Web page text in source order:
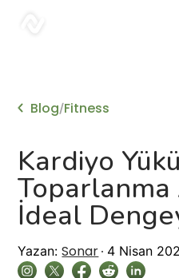
Blog/Fitness
Kardiyo
Toparlanma
İdeal
Yazan: Sonar 4 Nisan